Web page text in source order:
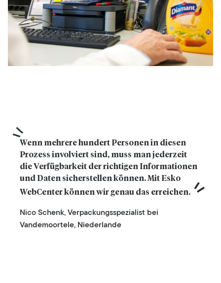
Wenn mehrere hundert Personen in diesen
Prozess involviert sind, muss man jederzeit
die Verfügbarkeit der richtigen Informationen
und Daten sicherstellen können. Mit Esko
WebCenter können wir genau das erreichen.
Nico Schenk, Verpackungsspezialist bei
Vandemoortele, Niederlande